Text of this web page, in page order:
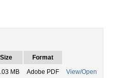
Size
Format
MB
Adobe PDF View/Open